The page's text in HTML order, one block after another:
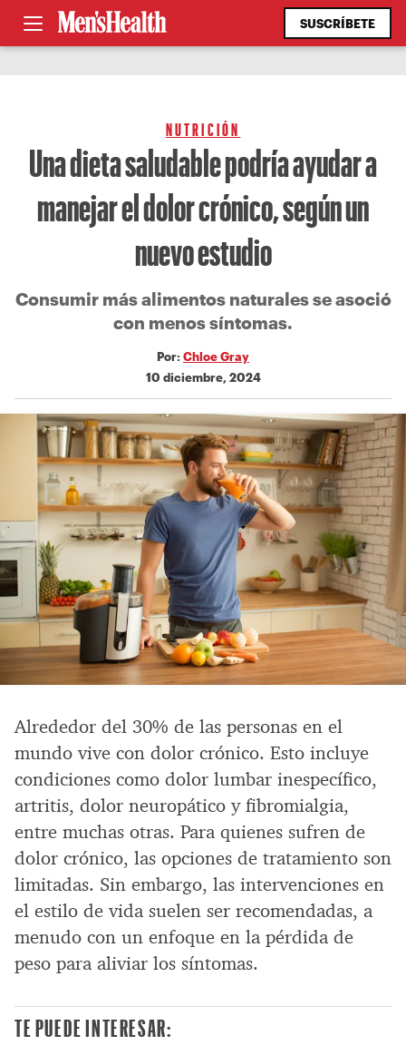
SUSCRÍBETE
NUTRICIÓN
Una dieta saludable podría ayudar a
manejar el dolor crónico, según un
nuevo estudio
Consumir más alimentos naturales se asoció
con menos síntomas.
Por: Chloe Gray
10 diciembre, 2024
Alrededor del 30% de las personas en el
mundo vive con dolor crónico. Esto incluye
condiciones como dolor lumbar inespecífico,
artritis, dolor neuropático y fibromialgia,
entre muchas otras. Para quienes sufren de
dolor crónico, las opciones de tratamiento son
limitadas. Sin embargo, las intervenciones en
el estilo de vida suelen ser recomendadas, a
menudo con un enfoque en la pérdida de
peso para aliviar los síntomas.
TE PUEDE INTERESAR: